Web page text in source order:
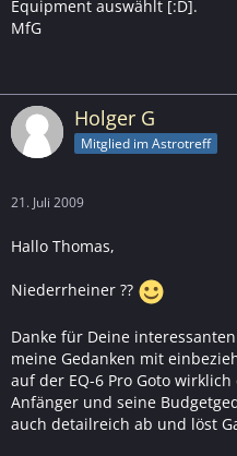
Equipment auswählt [:D].
MfG
Holger G
Mitglied im Astrotreff
21. Juli 2009
Hallo Thomas,
Niederrheiner ??
Danke für Deine
meine Gedanken mit
auf der EQ-6 Pro Goto
Anfänger und seine
auch detailreich ab und löst